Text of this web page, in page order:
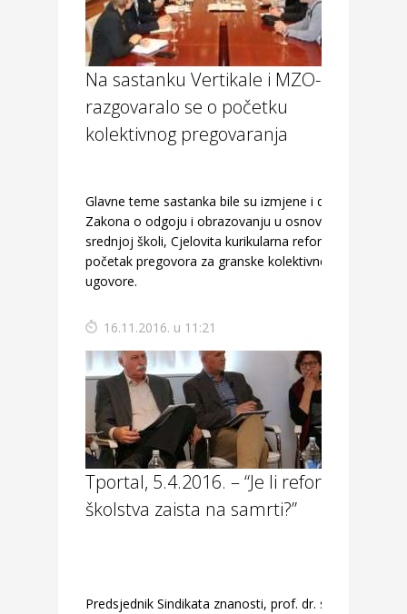
Na sastanku Vertikale i MZO-a
razgovaralo se o početku
kolektivnog pregovaranja
Glavne teme sastanka bile su izmjene i dopune
Zakona o odgoju i obrazovanju u osnovnoj i
srednjoj školi, Cjelovita kurikularna reforma i
početak pregovora za granske kolektivne
ugovore.
16.11.2016. u 11:21
Tportal, 5.4.2016. – “Je li reforma
školstva zaista na samrti?”
Predsjednik Sindikata znanosti, prof. dr. sc. Igor